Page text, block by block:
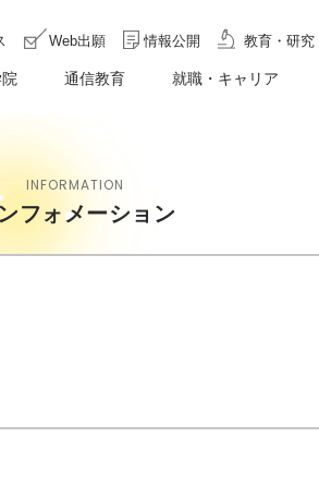
Web出願 情報公開 教育・研究
通信教育 就職・キャリア
INFORMATION
フォメーション